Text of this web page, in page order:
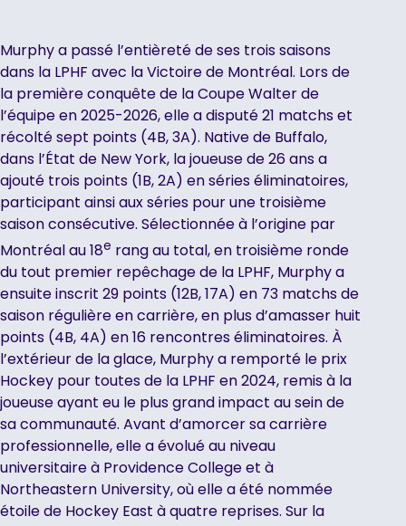
Murphy a passé l’entièreté de ses trois saisons
dans la LPHF avec la Victoire de Montréal. Lors de
la première conquête de la Coupe Walter de
l’équipe en 2025-2026, elle a disputé 21 matchs et
récolté sept points (4B, 3A). Native de Buffalo,
dans l’État de New York, la joueuse de 26 ans a
ajouté trois points (1B, 2A) en séries éliminatoires,
participant ainsi aux séries pour une troisième
saison consécutive. Sélectionnée à l’origine par
Montréal au 18e rang au total, en troisième ronde
du tout premier repêchage de la LPHF, Murphy a
ensuite inscrit 29 points (12B, 17A) en 73 matchs de
saison régulière en carrière, en plus d’amasser huit
points (4B, 4A) en 16 rencontres éliminatoires. À
l’extérieur de la glace, Murphy a remporté le prix
Hockey pour toutes de la LPHF en 2024, remis à la
joueuse ayant eu le plus grand impact au sein de
sa communauté. Avant d’amorcer sa carrière
professionnelle, elle a évolué au niveau
universitaire à Providence College et à
Northeastern University, où elle a été nommée
étoile de Hockey East à quatre reprises. Sur la